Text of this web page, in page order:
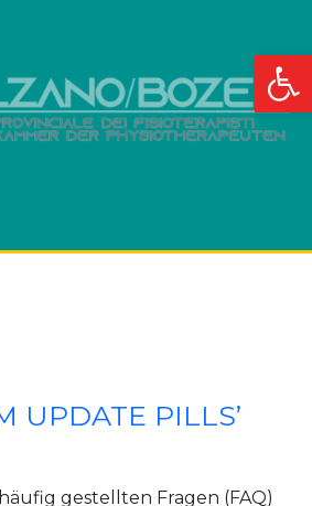
Apri
UPDATE PILLS’
gestellten Fragen (FAQ)